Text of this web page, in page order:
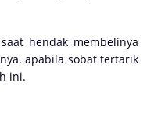
hendak membelinya
apabila sobat tertarik
ini.